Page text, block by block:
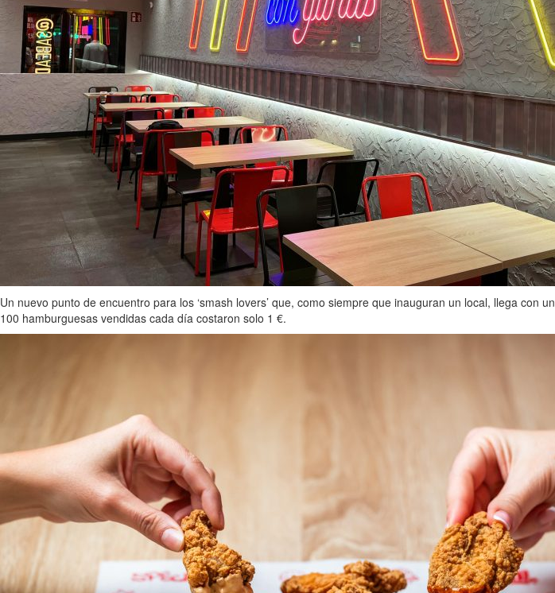
Un nuevo punto de encuentro para los ‘smash lovers’ que, como siempre que inauguran un local, llega
100 hamburguesas vendidas cada día costaron solo 1 €.